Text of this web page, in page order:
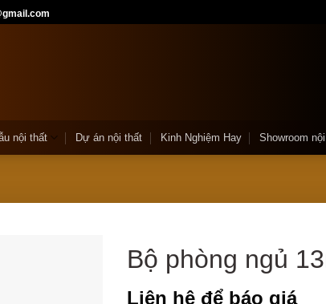
nội thất Dự án nội thất Kinh Nghiệm Hay Showroom
Bộ phòng ngủ
Liên hệ để báo giá